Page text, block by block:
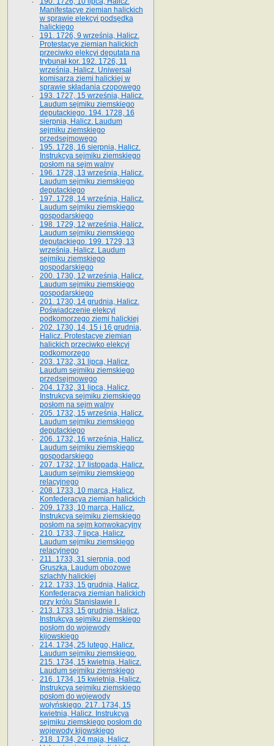
Manifestacye ziemian halickich
w sprawie elekcyi podsędka
halickiego
191. 1726, 9 września, Halicz.
Protestacye ziemian halickich
przeciwko elekcyi deputata na
trybunał kor. 192. 1726, 11
września, Halicz. Uniwersał
komisarza ziemi halickiej w
sprawie składania czopowego
193. 1727, 15 września, Halicz.
Laudum sejmiku ziemskiego
deputackiego. 194. 1728, 16
sierpnia, Halicz. Laudum
sejmiku ziemskiego
przedsejmowego
195. 1728, 16 sierpnia, Halicz.
Instrukcya sejmiku ziemskiego
posłom na sejm walny
196. 1728, 13 września, Halicz.
Laudum sejmiku ziemskiego
deputackiego
197. 1728, 14 września, Halicz.
Laudum sejmiku ziemskiego
gospodarskiego
198. 1729, 12 września, Halicz.
Laudum sejmiku ziemskiego
deputackiego. 199. 1729, 13
września, Halicz. Laudum
sejmiku ziemskiego
gospodarskiego
200. 1730, 12 września, Halicz.
Laudum sejmiku ziemskiego
gospodarskiego
201. 1730, 14 grudnia, Halicz.
Poświadczenie elekcyi
podkomorzego ziemi halickiej
202. 1730, 14, 15 i 16 grudnia,
Halicz. Protestacye ziemian
halickich przeciwko elekcyi
podkomorzego
203. 1732, 31 lipca, Halicz.
Laudum sejmiku ziemskiego
przedsejmowego
204. 1732, 31 lipca, Halicz.
Instrukcya sejmiku ziemskiego
posłom na sejm walny
205. 1732, 15 września, Halicz.
Laudum sejmiku ziemskiego
deputackiego
206. 1732, 16 września, Halicz.
Laudum sejmiku ziemskiego
gospodarskiego
207. 1732, 17 listopada, Halicz.
Laudum sejmiku ziemskiego
relacyjnego
208. 1733, 10 marca, Halicz.
Konfederacya ziemian halickich­
209. 1733, 10 marca, Halicz.
Instrukcya sejmiku ziemskiego
posłom na sejm konwokacyjny
210. 1733, 7 lipca, Halicz.
Laudum sejmiku ziemskiego
relacyjnego
211. 1733, 31 sierpnia, pod
Gruszką. Laudum obozowe
szlachty halickiej
212. 1733, 15 grudnia, Halicz.
Konfederacya ziemian halickich
przy królu Stanisławie I .
213. 1733, 15 grudnia, Halicz.
Instrukcya sejmiku ziemskiego
posłom do wojewody
kijowskiego
214. 1734, 25 lutego, Halicz.
Laudum sejmiku ziemskiego.
215. 1734, 15 kwietnia, Halicz.
Laudum sejmiku ziemskiego
216. 1734, 15 kwietnia, Halicz.
Instrukcya sejmiku ziemskiego
posłom do wojewody
wołyńskiego. 217. 1734, 15
kwietnia, Halicz. Instrukcya
sejmiku ziemskiego posłom do
wojewody kijowskiego
218. 1734, 24 maja, Halicz.